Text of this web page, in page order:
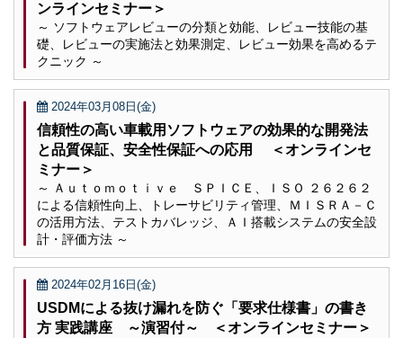
ンラインセミナー＞
～ ソフトウェアレビューの分類と効能、レビュー技能の基
礎、レビューの実施法と効果測定、レビュー効果を高めるテ
クニック ～
2024年03月08日(金)
信頼性の高い車載用ソフトウェアの効果的な開発法
と品質保証、安全性保証への応用 ＜オンラインセ
ミナー＞
～ Ａｕｔｏｍｏｔｉｖｅ ＳＰＩＣＥ、ＩＳＯ ２６２６２
による信頼性向上、トレーサビリティ管理、ＭＩＳＲＡ－Ｃ
の活用方法、テストカバレッジ、ＡＩ搭載システムの安全設
計・評価方法 ～
2024年02月16日(金)
USDMによる抜け漏れを防ぐ「要求仕様書」の書き
方 実践講座 ～演習付～ ＜オンラインセミナー＞